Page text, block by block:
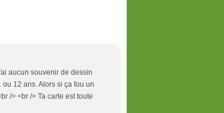
aucun souvenir de dessin
12 ans. Alors si ça fou un
/> <br /> Ta carte est toute